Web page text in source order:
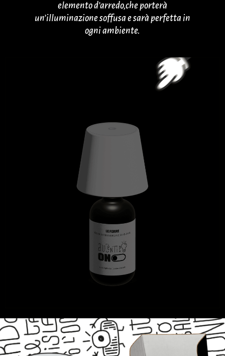
elemento d’arredo,che porterà
un’illuminazione soffusa e sarà perfetta in
ogni ambiente.